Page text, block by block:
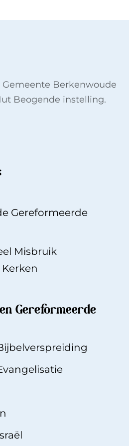
Gemeente Berkenwoude
Beogende instelling.
Gereformeerde
Misbruik
Gereformeerde